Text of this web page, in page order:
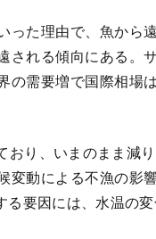
た理由で、魚から
される傾向にある。
需要増で国際相場
り、いまのまま減
変動による不漁の影
要因には、水温の変